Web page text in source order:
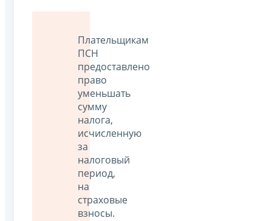
Плательщикам
ПСН
предоставлено
право
уменьшать
сумму
налога,
исчисленную
за
налоговый
период,
на
страховые
взносы.